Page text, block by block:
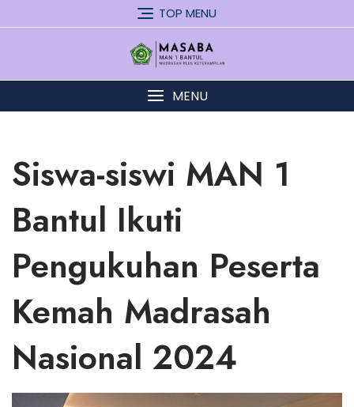
to
TOP MENU
MENU
Siswa-siswi MAN 1
Bantul Ikuti
Pengukuhan Peserta
Kemah Madrasah
Nasional 2024